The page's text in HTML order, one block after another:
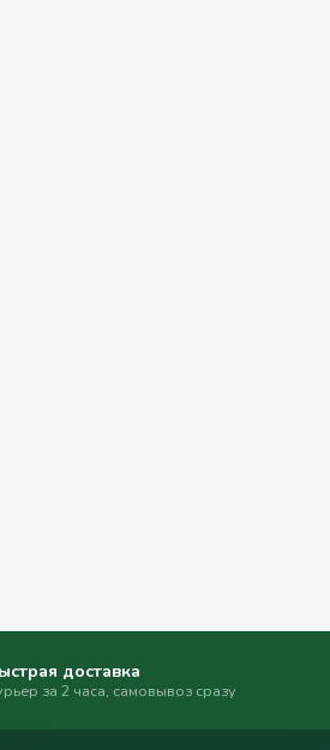
доставка
за 2 часа, самовывоз сразу